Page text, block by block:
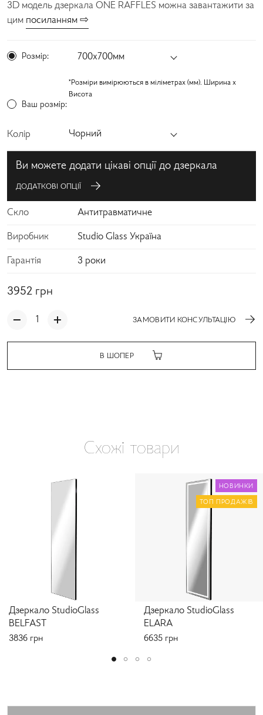
3D модель дзеркала ONE RAFFLES можна завантажити за
цим посиланням ⇨
Розмір: 700х700мм
*Розміри вимірюються в міліметрах (мм). Ширина x
Висота
Ваш розмір:
Колір Чорний
Ви можете додати цікаві опції до дзеркала
ДОДАТКОВІ ОПЦІЇ
Скло Антитравматичне
Виробник Studio Glass Україна
Гарантія 3 роки
3952 грн
В ШОПЕР
ЗАМОВИТИ КОНСУЛЬТАЦІЮ
Схожі товари
Дзеркало StudioGlass
BELFAST
3836 грн
НОВИНКИ
ТОП ПРОДАЖІВ
Дзеркало StudioGlass
ELARA
6635 грн